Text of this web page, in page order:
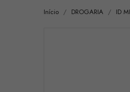
Início DROGARIA ID